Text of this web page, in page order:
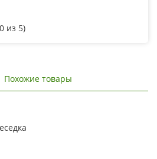
0 из 5)
Похожие товары